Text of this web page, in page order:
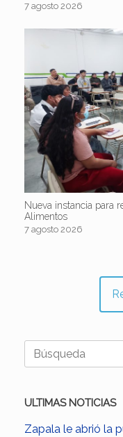
7 agosto 2026
Nueva instancia para
Alimentos
7 agosto 2026
Buscar:
ULTIMAS NOTICIAS
Zapala le abrió la